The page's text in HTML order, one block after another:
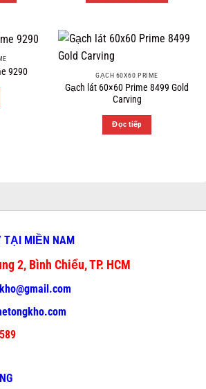
9290 GẠCH 60X60 PRIME
Gạch lát 60×60 Prime 8499 Gold
Carving
Đọc tiếp
TẠI MIỀN NAM
2, Bình Chiểu, TP. HCM